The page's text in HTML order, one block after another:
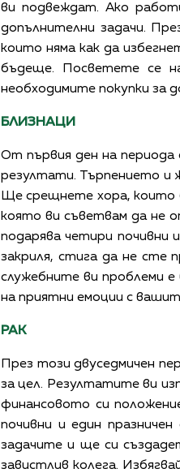
ви подвеждат. Ако
допълнителни задачи.
които няма как да
бъдеще. Посветете се
необходимите покупки за
БЛИЗНАЦИ
От първия ден на
резултати. Търпението и
Ще срещнете хора, които
която ви съветвам да не
подарява четири почивни
закриля, стига да не сте
служебните ви проблеми
на приятни емоции с
РАК
През този двуседмичен
за цел. Резултатите ви
финансовото си
почивни и един
задачите и ще си
завистлив колега.